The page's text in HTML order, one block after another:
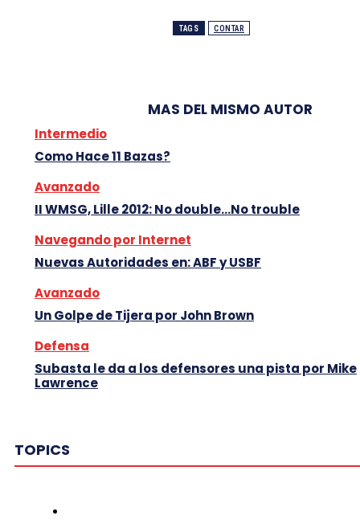
TAGS CONTAR
MAS DEL MISMO AUTOR
Intermedio
Como Hace 11 Bazas?
Avanzado
II WMSG, Lille 2012: No double…No trouble
Navegando por Internet
Nuevas Autoridades en: ABF y USBF
Avanzado
Un Golpe de Tijera por John Brown
Defensa
Subasta le da a los defensores una pista por Mike
Lawrence
TOPICS